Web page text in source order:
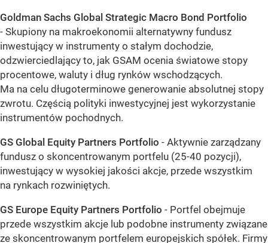
Goldman Sachs Global Strategic Macro Bond Portfolio
- Skupiony na makroekonomii alternatywny fundusz
inwestujący w instrumenty o stałym dochodzie,
odzwierciedlający to, jak GSAM ocenia światowe stopy
procentowe, waluty i dług rynków wschodzących.
Ma na celu długoterminowe generowanie absolutnej stopy
zwrotu. Częścią polityki inwestycyjnej jest wykorzystanie
instrumentów pochodnych.
GS Global Equity Partners Portfolio - Aktywnie zarządzany
fundusz o skoncentrowanym portfelu (25-40 pozycji),
inwestujący w wysokiej jakości akcje, przede wszystkim
na rynkach rozwiniętych.
GS Europe Equity Partners Portfolio - Portfel obejmuje
przede wszystkim akcje lub podobne instrumenty związane
ze skoncentrowanym portfelem europejskich spółek. Firmy